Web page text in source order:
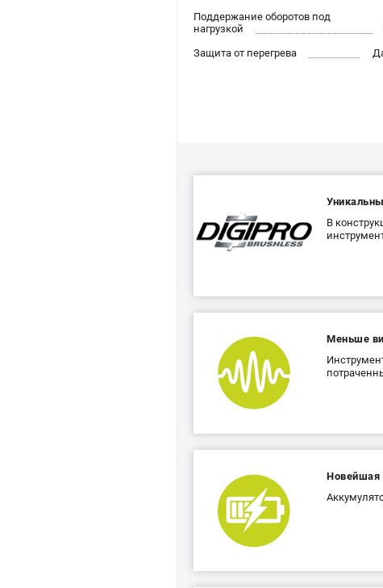
Поддержание оборотов под
нагрузкой
Защита от перегрева
В
Меньше
Новейшая